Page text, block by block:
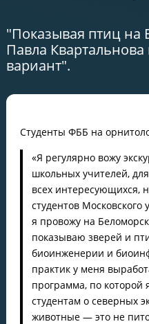
"Показывая птиц на
Павла
вариант".
Студенты ФББ на
«Я регулярно вожу
школьных учителей,
всех интересующихся,
студентов
я провожу на
показываю зверей и
биоинженерии и
практик у меня
программа, по которой
студентам о северных
животные — это не